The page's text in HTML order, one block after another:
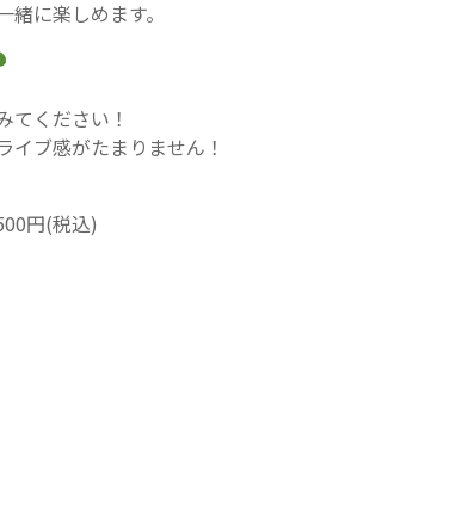
に楽しめます。
てください！
ブ感がたまりません！
円(税込)